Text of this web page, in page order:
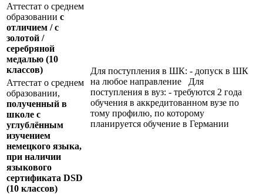
Аттестат о среднем
образовании с
отличием / с
золотой /
серебряной
медалью (10
классов)
Для поступления в ШК: - допуск в ШК
на любое направление Для
поступления в вуз: - требуются 2 года
обучения в аккредитованном вузе по
тому профилю, по которому
планируется обучение в Германии
Аттестат о среднем
образовании,
полученный в
школе с
углублённым
изучением
немецкого языка,
при наличии
языкового
сертификата DSD
(10 классов)